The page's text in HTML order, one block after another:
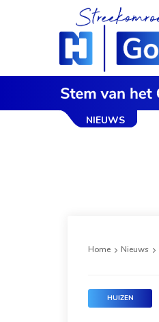
NIEUWS
Home Nieuws
HUIZEN